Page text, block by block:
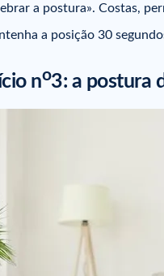
a postura». Costas,
a posição 30
no3: a postura